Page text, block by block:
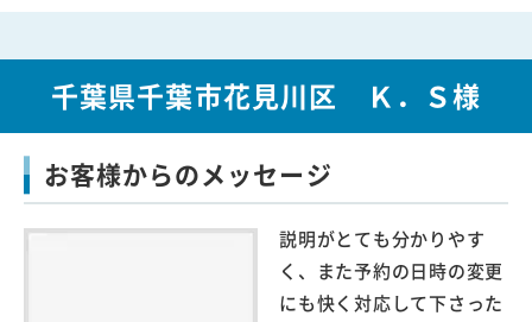
千葉県千葉市花見川区 Ｋ．Ｓ様
お客様からのメッセージ
説明がとても分かりやす
く、また予約の日時の変更
にも快く対応して下さった